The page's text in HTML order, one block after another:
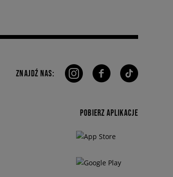
ZNAJDŹ NAS:
POBIERZ APLIKACJE